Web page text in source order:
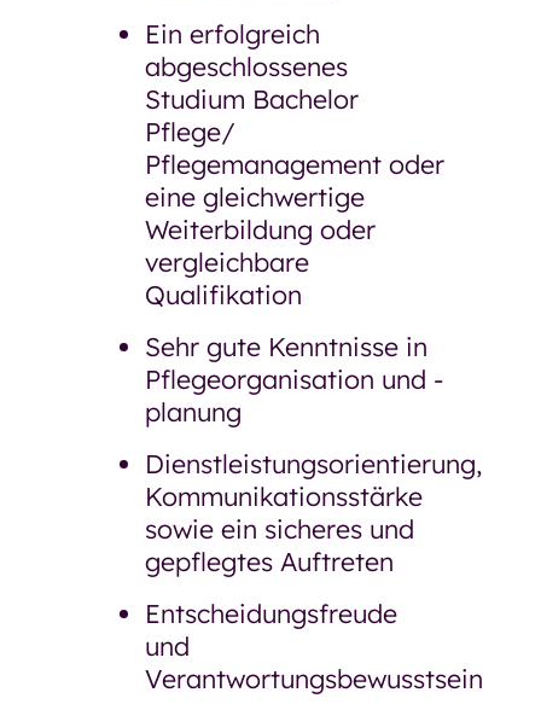
Ein erfolgreich
abgeschlossenes
Studium Bachelor
Pflege/
Pflegemanagement oder
eine gleichwertige
Weiterbildung oder
vergleichbare
Qualifikation
Sehr gute Kenntnisse in
Pflegeorganisation und -
planung
Dienstleistungsorientierung,
Kommunikationsstärke
sowie ein sicheres und
gepflegtes Auftreten
Entscheidungsfreude
und
Verantwortungsbewusstsein